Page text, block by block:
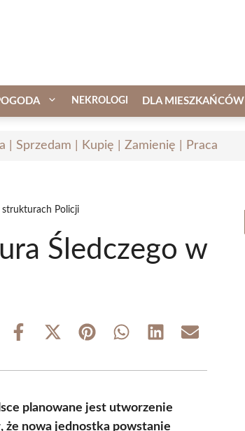
NEKROLOGI DLA MIESZKAŃCÓW
| Sprzedam | Kupię | Zamienię | Praca
Policji
Śledczego w
Share
Share
(Twitter)
Share Share Share Share
planowane jest utworzenie
że nowa jednostka powstanie